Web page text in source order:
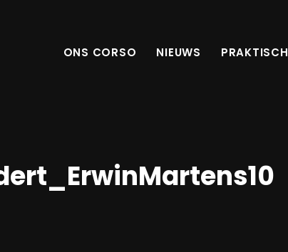
ONS CORSO NIEUWS PRAKTISCH